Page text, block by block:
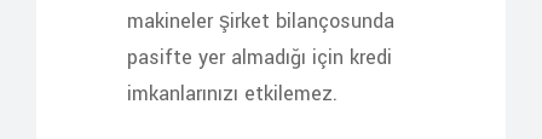
makineler şirket bilançosunda
pasifte yer almadığı için kredi
imkanlarınızı etkilemez.